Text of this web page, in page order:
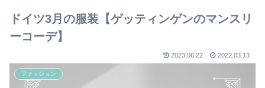
ドイツ3月の服装【ゲッティンゲンのマンスリ
ーコーデ】
2023.06.22 2022.03.13
ファッション